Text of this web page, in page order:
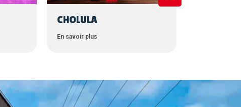
CHOLULA
En savoir plus